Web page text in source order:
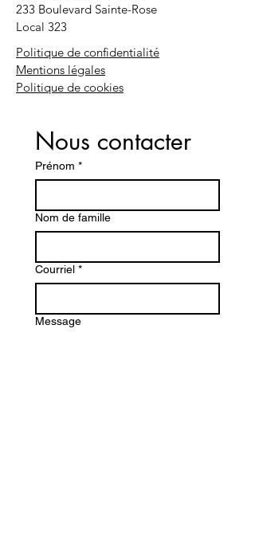
233 Boulevard Sainte-Rose
Local 323
Politique de confidentialité
Mentions légales
Politique de cookies
Nous contacter
Prénom *
Nom de famille
Courriel *
Message